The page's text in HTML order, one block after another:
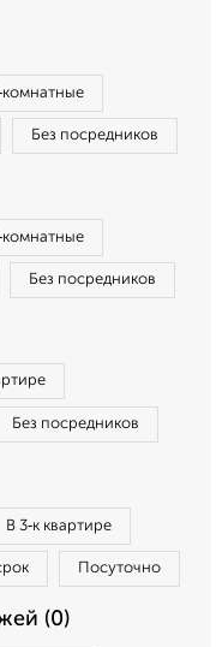
Без посредников
Без посредников
Без посредников
В 3‑к квартире
Посуточно
(0)